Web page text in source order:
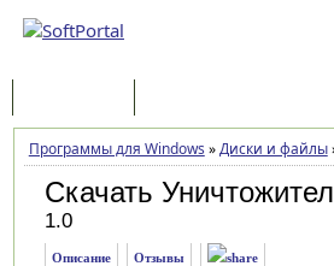
Программы для Windows »Диски и файлы
Скачать
1.0
Описание Отзывы